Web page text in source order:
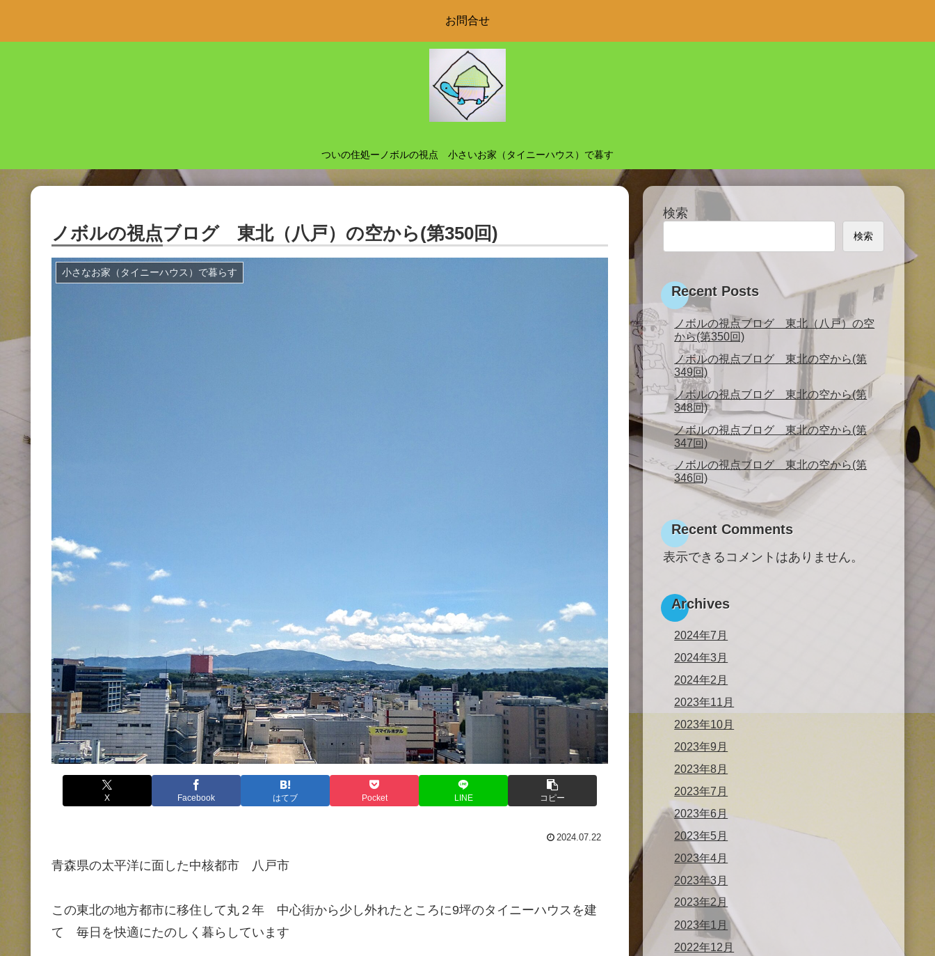
ついの住処ーノボルの視点 小さいお家（タイニーハウス）で暮す
お問合せ
ノボルの視点ブログ 東北（八戸）の空から(第350回)
小さなお家（タイニーハウス）で暮らす
X Facebook はてブ Pocket LINE コピー
2024.07.22
青森県の太平洋に面した中核都市 八戸市
この東北の地方都市に移住して丸２年 中心街から少し外れたところに9坪のタイニーハウスを建
て 毎日を快適にたのしく暮らしています
検索
検索
Recent Posts
ノボルの視点ブログ 東北（八戸）の空
から(第350回)
ノボルの視点ブログ 東北の空から(第
349回)
ノボルの視点ブログ 東北の空から(第
348回)
ノボルの視点ブログ 東北の空から(第
347回)
ノボルの視点ブログ 東北の空から(第
346回)
Recent Comments
表示できるコメントはありません。
Archives
2024年7月
2024年3月
2024年2月
2023年11月
2023年10月
2023年9月
2023年8月
2023年7月
2023年6月
2023年5月
2023年4月
2023年3月
2023年2月
2023年1月
2022年12月